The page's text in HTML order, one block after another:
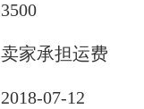
3500
卖家承担运费
2018-07-12